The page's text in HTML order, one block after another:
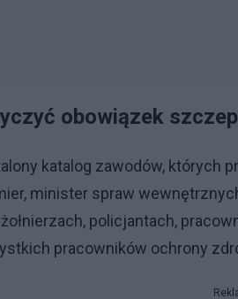
obowiązek
katalog zawodów,
minister spraw
policjantach,
pracowników ochrony